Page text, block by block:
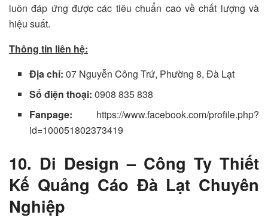
luôn đáp ứng được các tiêu chuẩn cao về chất lượng và
hiệu suất.
Thông tin liên hệ:
Địa chỉ:07 Nguyễn Công Trứ, Phường 8, Đà Lạt
Số điện thoại:0908 835 838
Fanpage: https://www.facebook.com/profile.php?
id=100051802373419
10. Di Design – Công Ty Thiết
Kế Quảng Cáo Đà Lạt Chuyên
Nghiệp